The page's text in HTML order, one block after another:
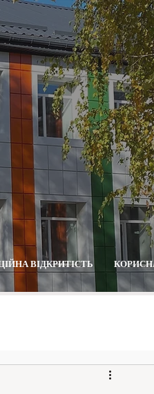
ВІДКРИТІСТЬ